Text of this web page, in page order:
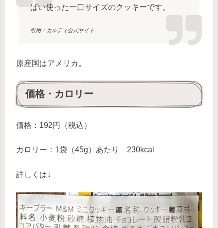
ぱい使った一口サイズのクッキーです。
引用：カルディ公式サイト
原産国はアメリカ。
価格・カロリー
価格：192円（税込）
カロリー：1袋（45g）あたり 230kcal
詳しくは↓